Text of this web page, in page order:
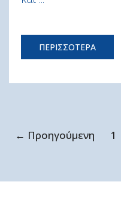
ΠΕΡΙΣΣΟΤΕΡΑ
← Προηγούμενη 1